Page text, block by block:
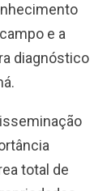
e a
diagnóstico
total de